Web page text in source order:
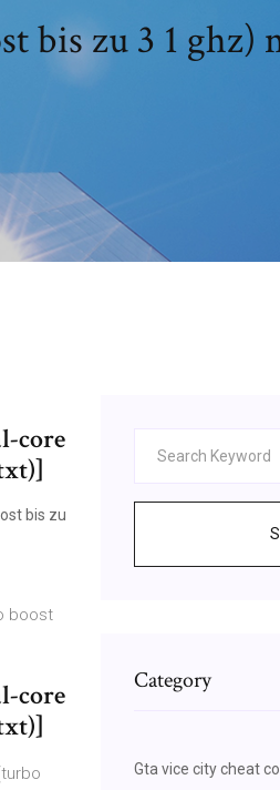
bis zu 3 1 ghz)
core
bis zu
boost
core
Category
Gta vice city cheat